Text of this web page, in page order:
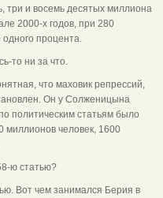
три и восемь десятых миллиона
2000-х годов, при 280
процента.
то ни за что.
что маховик репрессий,
Он у Солженицына
политическим статьям было
миллионов человек, 1600
ю статью?
Вот чем занимался Берия в